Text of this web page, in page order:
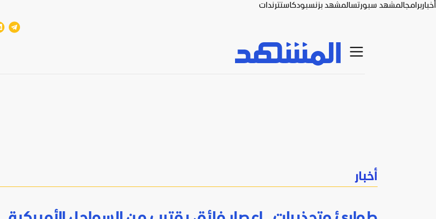
أخباربرامجالمشهد سبورتسالمشهد بزنسبودكاستترندات
أخبار